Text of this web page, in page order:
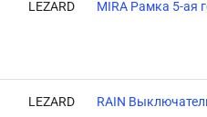
LEZARD MIRA Рамка 5-ая
LEZARD RAIN